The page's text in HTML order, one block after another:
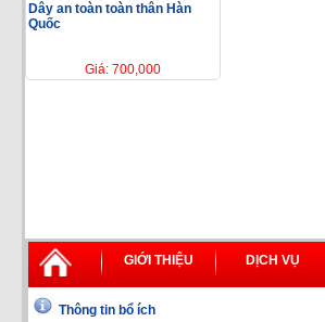
Dây an toàn toàn thân Hàn
Quốc
Giá: 700,000
GIỚI THIỆU DỊCH VỤ
Thông tin bổ ích